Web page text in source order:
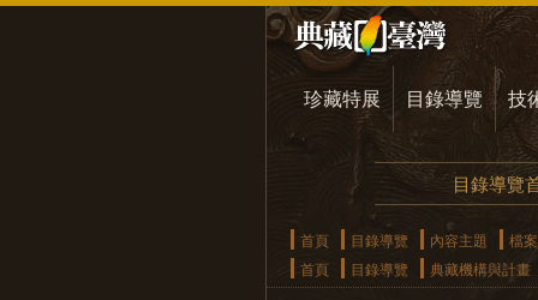
珍藏特展 目錄導覽 技
目錄導覽
首頁 目錄導覽 內容主題
檔案
首頁
目錄導覽 典藏機構與計畫